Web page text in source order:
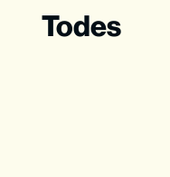
Todes